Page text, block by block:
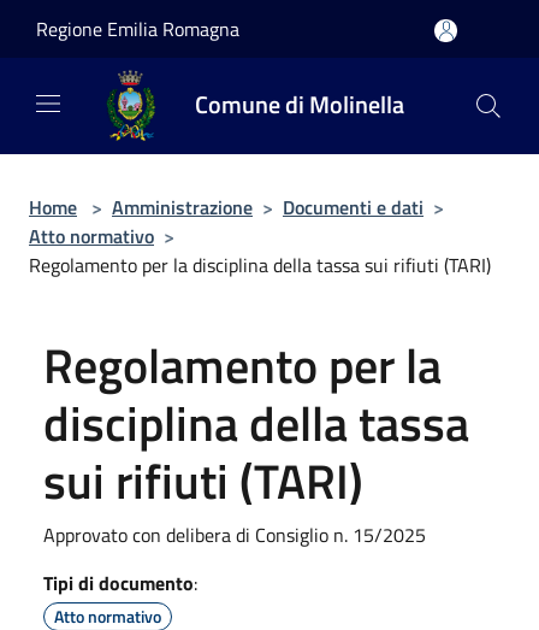
Regione Emilia Romagna
Comune di Molinella
Home > Amministrazione > Documenti e dati >
Atto normativo >
Regolamento per la disciplina della tassa sui rifiuti (TARI)
Regolamento per la
disciplina della tassa
sui rifiuti (TARI)
Approvato con delibera di Consiglio n. 15/2025
Tipi di documento:
Atto normativo